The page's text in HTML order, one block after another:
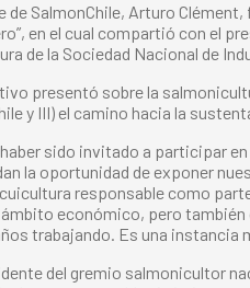
SalmonChile, Arturo
en el cual compartió con el
de la Sociedad Nacional de
presentó sobre la
y III) el camino hacia la
sido invitado a participar
la oportunidad de exponer
responsable como
económico, pero
trabajando. Es una instancia
del gremio salmonicultor